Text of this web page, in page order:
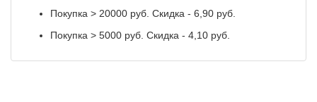
Покупка > 20000 руб. Скидка - 6,90 руб.
Покупка > 5000 руб. Скидка - 4,10 руб.